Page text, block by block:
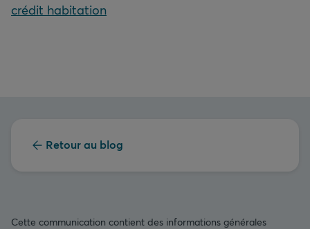
crédit habitation
Retour au blog
Cette communication contient des informations générales